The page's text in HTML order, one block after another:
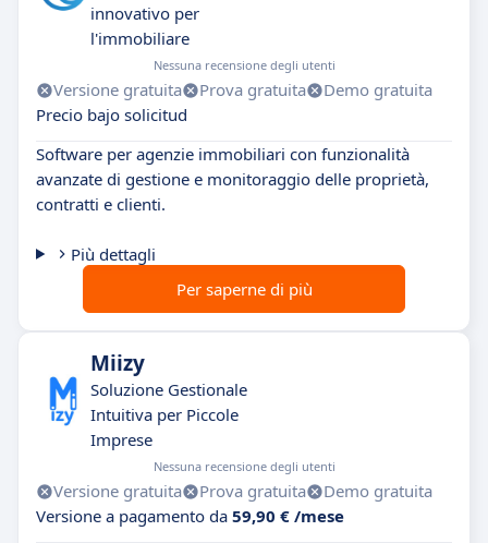
innovativo per
l'immobiliare
Nessuna recensione degli utenti
Versione gratuita Prova gratuita
Demo gratuita
Precio bajo solicitud
Software per agenzie immobiliari con funzionalità
avanzate di gestione e monitoraggio delle proprietà,
contratti e clienti.
Più dettagli
Per saperne di più
Miizy
Soluzione Gestionale
Intuitiva per Piccole
Imprese
Nessuna recensione degli utenti
Versione gratuita Prova gratuita
Demo gratuita
Versione a pagamento da 59,90 € /mese